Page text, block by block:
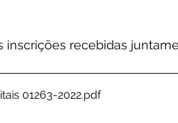
inscrições recebidas
01263-2022.pdf